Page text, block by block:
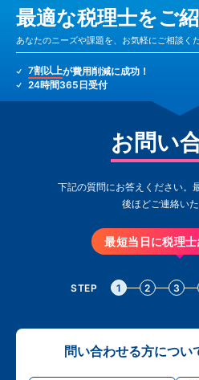
最適な税理士をご
あなたのニーズや課題を、お気軽にご相談く
7割以上が費用削減に成功！
24時間365日受付
お問い
下記の質問にお答えください。
後ほどご連絡いた
最短当日に税理士
STEP 1 2 3
問い合わせる方につい